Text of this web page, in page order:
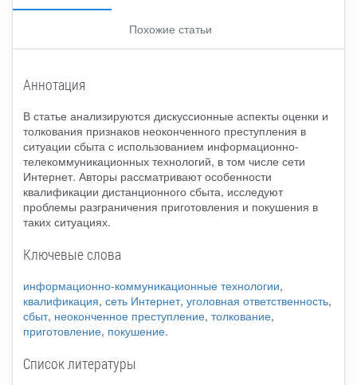
Похожие статьи
Аннотация
В статье анализируются дискуссионные аспекты оценки и
толкования признаков неоконченного преступления в
ситуации сбыта с использованием информационно-
телекоммуникационных технологий, в том числе сети
Интернет. Авторы рассматривают особенности
квалификации дистанционного сбыта, исследуют
проблемы разграничения приготовления и покушения в
таких ситуациях.
Ключевые слова
информационно-коммуникационные технологии,
квалификация, сеть Интернет, уголовная ответственность,
сбыт, неоконченное преступление, толкование,
приготовление, покушение.
Список литературы